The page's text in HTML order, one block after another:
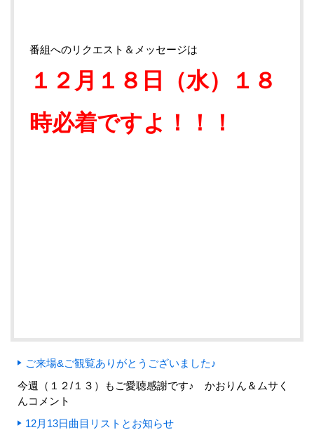
番組へのリクエスト＆メッセージは
１２月１８日（水）１８
時必着ですよ！！！
ご来場&ご観覧ありがとうございました♪
今週（１２/１３）もご愛聴感謝です♪ かおりん＆ムサく
んコメント
12月13日曲目リストとお知らせ